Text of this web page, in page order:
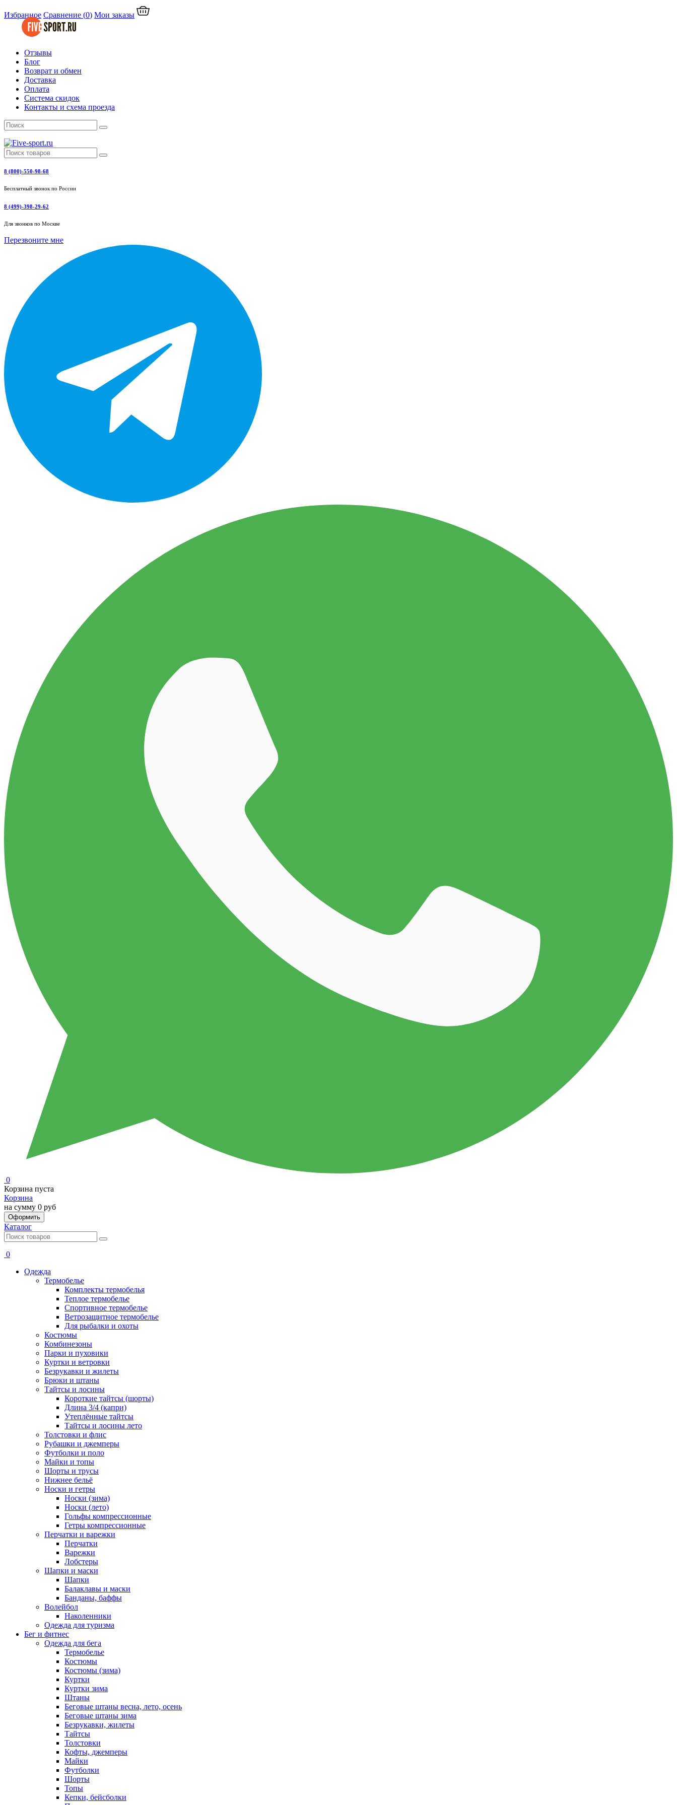
Избранное Сравнение (0) Мои заказы
Отзывы
Блог
Возврат и обмен
Доставка
Оплата
Система скидок
Контакты и схема проезда
8 (800)-550-98-68
Бесплатный звонок по России
8 (499)-398-29-62
Для звонков по Москве
Перезвоните мне
0
Корзина пуста
Корзина
на сумму 0 руб
Оформить
Каталог
0
Одежда
Термобелье
Комплекты термобелья
Теплое термобелье
Спортивное термобелье
Ветрозащитное термобелье
Для рыбалки и охоты
Костюмы
Комбинезоны
Парки и пуховики
Куртки и ветровки
Безрукавки и жилеты
Брюки и штаны
Тайтсы и лосины
Короткие тайтсы (шорты)
Длина 3/4 (капри)
Утеплённые тайтсы
Тайтсы и лосины лето
Толстовки и флис
Рубашки и джемперы
Футболки и поло
Майки и топы
Шорты и трусы
Нижнее бельё
Носки и гетры
Носки (зима)
Носки (лето)
Гольфы компрессионные
Гетры компрессионные
Перчатки и варежки
Перчатки
Варежки
Лобстеры
Шапки и маски
Шапки
Балаклавы и маски
Банданы, баффы
Волейбол
Наколенники
Одежда для туризма
Бег и фитнес
Одежда для бега
Термобелье
Костюмы
Костюмы (зима)
Куртки
Куртки зима
Штаны
Беговые штаны весна, лето, осень
Беговые штаны зима
Безрукавки, жилеты
Тайтсы
Толстовки
Кофты, джемперы
Майки
Футболки
Шорты
Топы
Кепки, бейсболки